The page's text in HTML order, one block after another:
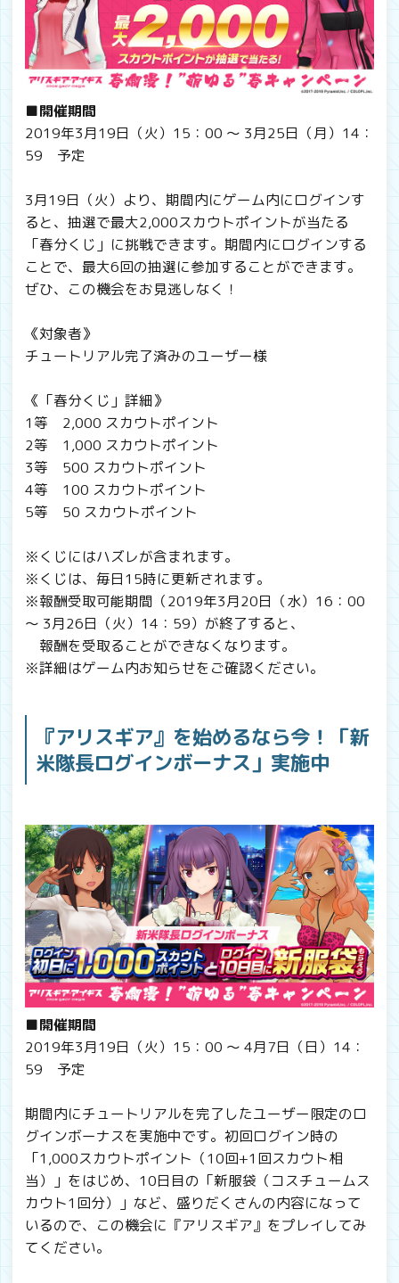
■開催期間
2019年3月19日（火）15：00 ～ 3月25日（月）14：
59 予定
3月19日（火）より、期間内にゲーム内にログインす
ると、抽選で最大2,000スカウトポイントが当たる
「春分くじ」に挑戦できます。期間内にログインする
ことで、最大6回の抽選に参加することができます。
ぜひ、この機会をお見逃しなく！
《対象者》
チュートリアル完了済みのユーザー様
《「春分くじ」詳細》
1等 2,000 スカウトポイント
2等 1,000 スカウトポイント
3等 500 スカウトポイント
4等 100 スカウトポイント
5等 50 スカウトポイント
※くじにはハズレが含まれます。
※くじは、毎日15時に更新されます。
※報酬受取可能期間（2019年3月20日（水）16：00
～ 3月26日（火）14：59）が終了すると、
報酬を受取ることができなくなります。
※詳細はゲーム内お知らせをご確認ください。
『アリスギア』を始めるなら今！「新
米隊長ログインボーナス」実施中
■開催期間
2019年3月19日（火）15：00 ～ 4月7日（日）14：
59 予定
期間内にチュートリアルを完了したユーザー限定のロ
グインボーナスを実施中です。初回ログイン時の
「1,000スカウトポイント（10回+1回スカウト相
当）」をはじめ、10日目の「新服袋（コスチュームス
カウト1回分）」など、盛りだくさんの内容になって
いるので、この機会に『アリスギア』をプレイしてみ
てください。